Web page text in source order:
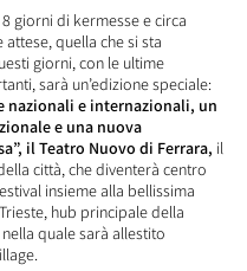
giorni di kermesse e circa
attese, quella che si sta
giorni, con le ultime
sarà un’edizione speciale:
nazionali e internazionali, un
e una nuova
il Teatro Nuovo di Ferrara, il
città, che diventerà centro
insieme alla bellissima
hub principale della
quale sarà allestito